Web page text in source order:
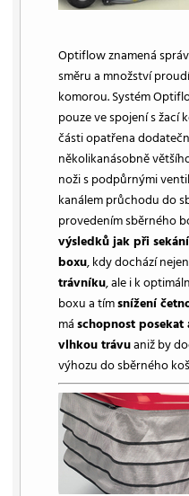
Optiflow znamená
směru a množství
komorou. Systém
pouze ve spojení s žací
části opatřena
několikanásobně
noži s podpůrnými
kanálem průchodu do
provedením sběrného
výsledků jak při
boxu, kdy dochází
trávníku, ale i k
boxu a tímsnížení
máschopnost
vlhkou trávuaniž by
výhozu do sběrného